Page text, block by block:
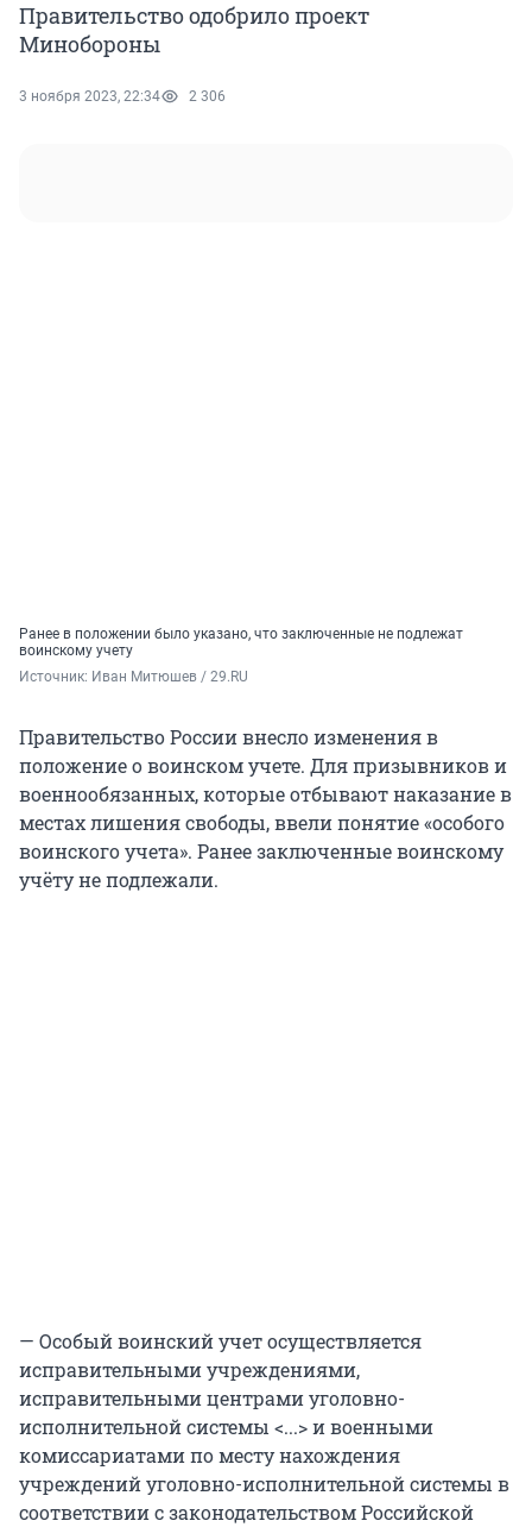
Правительство одобрило проект
Минобороны
3 ноября 2023, 22:34 2 306
Ранее в положении было указано, что заключенные не подлежат
воинскому учету
Источник: Иван Митюшев / 29.RU
Правительство России внесло изменения в
положение о воинском учете. Для призывников и
военнообязанных, которые отбывают наказание в
местах лишения свободы, ввели понятие «особого
воинского учета». Ранее заключенные воинскому
учёту не подлежали.
— Особый воинский учет осуществляется
исправительными учреждениями,
исправительными центрами уголовно-
исполнительной системы <...> и военными
комиссариатами по месту нахождения
учреждений уголовно-исполнительной системы в
соответствии с законодательством Российской